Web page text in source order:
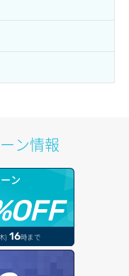
）
）
ン情報
ン
) 16時まで